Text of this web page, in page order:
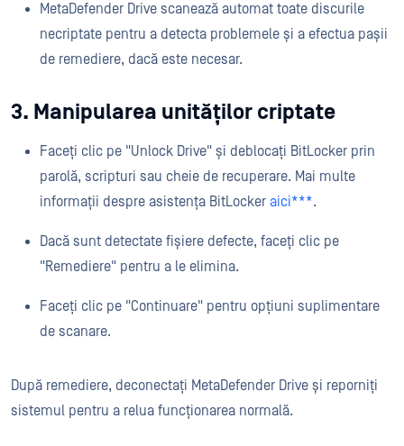
MetaDefender Drive scanează automat toate discurile
necriptate pentru a detecta problemele și a efectua pașii
de remediere, dacă este necesar.
3. Manipularea unităților criptate
Faceți clic pe "Unlock Drive" și deblocați BitLocker prin
parolă, scripturi sau cheie de recuperare. Mai multe
informații despre asistența BitLocker aici***.
Dacă sunt detectate fișiere defecte, faceți clic pe
"Remediere" pentru a le elimina.
Faceți clic pe "Continuare" pentru opțiuni suplimentare
de scanare.
După remediere, deconectați MetaDefender Drive și reporniți
sistemul pentru a relua funcționarea normală.